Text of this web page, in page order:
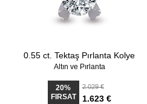
0.55 ct. Tektaş Pırlanta Kolye
Altın ve Pırlanta
20%
FIRSAT
2.029 €
1.623 €